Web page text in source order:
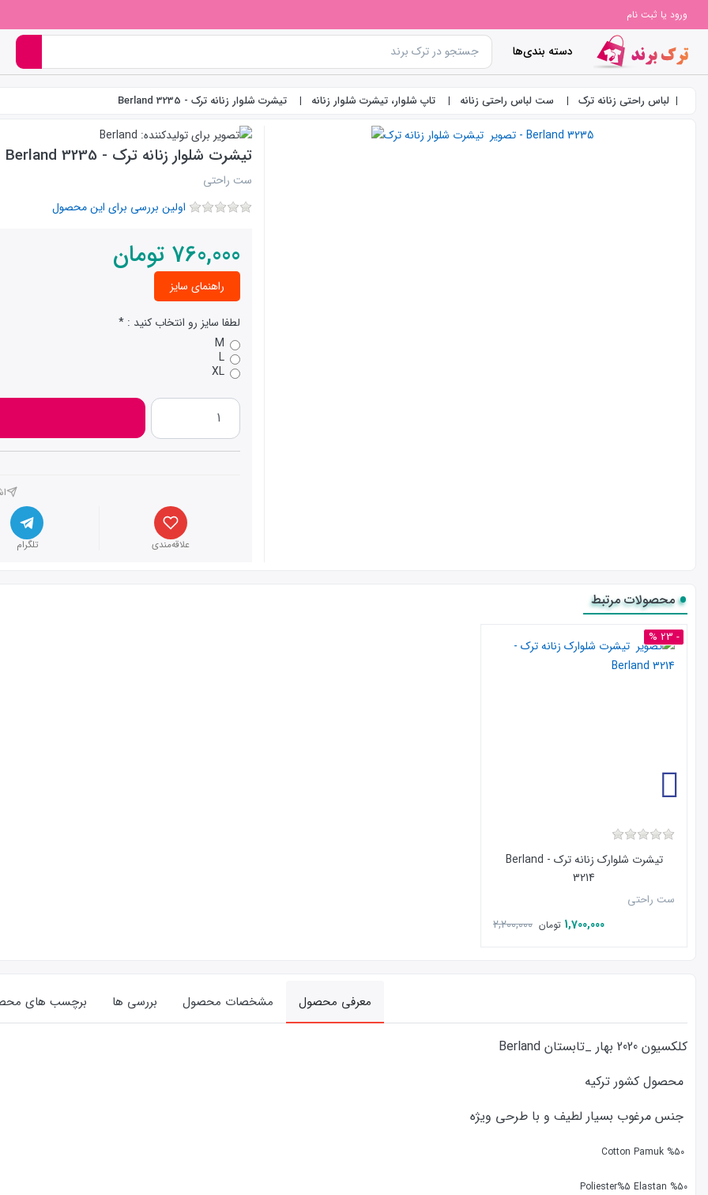
ورود یا ثبت نام
دسته بندی‌ها
لباس راحتی زنانه ترک ست لباس راحتی زنانه تاپ شلوار، تیشرت شلوار زنانه تیشرت شلوار زنانه ترک - Berland 3235
تیشرت شلوار زنانه ترک - Berland 3235
ست راحتی
اولین بررسی برای این محصول
760,000 تومان
راهنمای سایز
لطفا سایز رو انتخاب کنید :
M
L
XL
علاقه‌مندی تلگرام
محصولات مرتبط
- 23 %
تیشرت شلوارک زنانه ترک - Berland
3214
ست راحتی
1,700,000 تومان 2,200,000
معرفی محصول مشخصات محصول بررسی ها برچسب های
کلکسیون 2020 بهار _تابستان Berland
محصول کشور ترکیه
جنس مرغوب بسیار لطیف و با طرحی ویژه
%50 Poliester
%5 Elastan